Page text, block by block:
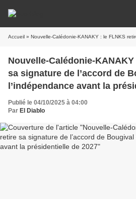
Accueil » Nouvelle-Calédonie-KANAKY : le FLNKS retire sa signature de l’accord de
Nouvelle-Calédonie-
sa signature de l’accord de
l’indépendance avant la
Publié le 04/10/2025 à 04:00
Par El Diablo